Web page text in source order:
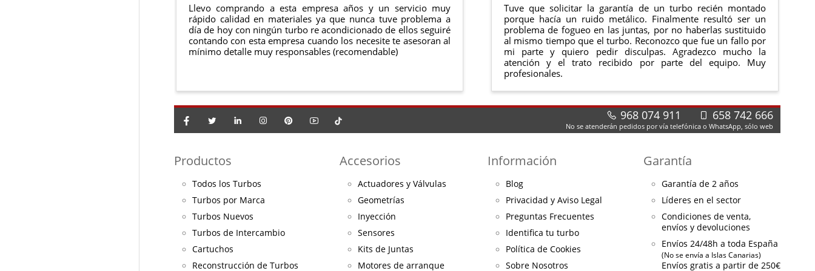
Llevo comprando a esta empresa años y un servicio muy
rápido calidad en materiales ya que nunca tuve problema a
día de hoy con ningún turbo re acondicionado de ellos seguiré
contando con esta empresa cuando los necesite te asesoran al
mínimo detalle muy responsables (recomendable)
Tuve que solicitar la garantía de un turbo recién montado
porque hacía un ruido metálico. Finalmente resultó ser un
problema de fogueo en las juntas, por no haberlas sustituido
al mismo tiempo que el turbo. Reconozco que fue un fallo por
mi parte y quiero pedir disculpas. Agradezco mucho la
atención y el trato recibido por parte del equipo. Muy
profesionales.
968 074 911 658 742 666
No se atenderán pedidos por vía telefónica o WhatsApp, sólo web
Productos
Todos los Turbos
Turbos por Marca
Turbos Nuevos
Turbos de Intercambio
Cartuchos
Reconstrucción de Turbos
Accesorios
Actuadores y Válvulas
Geometrías
Inyección
Sensores
Kits de Juntas
Motores de arranque
Información
Blog
Privacidad y Aviso Legal
Preguntas Frecuentes
Identifica tu turbo
Política de Cookies
Sobre Nosotros
Garantía
Garantía de 2 años
Líderes en el sector
Condiciones de venta,
envíos y devoluciones
Envíos 24/48h a toda España
(No se envía a Islas Canarias)
Envíos gratis a partir de 250€